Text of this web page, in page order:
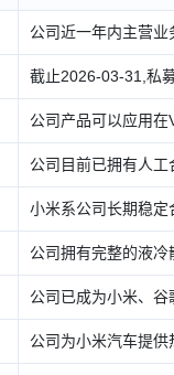
公司近一年内主营业
截止2026-03-31,私
公司产品可以应用在
公司目前已拥有人
小米系公司长期稳
公司拥有完整的液
公司已成为小米、
公司为小米汽车提供